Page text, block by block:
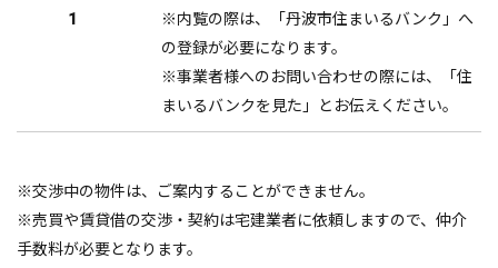
1
※内覧の際は、「丹波市住まいるバンク」へ
の登録が必要になります。
※事業者様へのお問い合わせの際には、「住
まいるバンクを見た」とお伝えください。
※交渉中の物件は、ご案内することができません。
※売買や賃貸借の交渉・契約は宅建業者に依頼しますので、仲介
手数料が必要となります。